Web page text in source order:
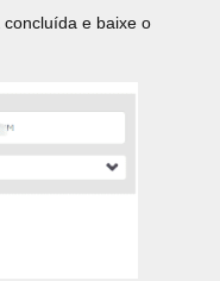
e baixe o